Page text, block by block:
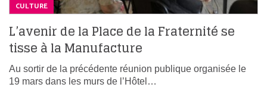
CULTURE
L’avenir de la Place de la Fraternité se
tisse à la Manufacture
Au sortir de la précédente réunion publique organisée le
19 mars dans les murs de l’Hôtel…